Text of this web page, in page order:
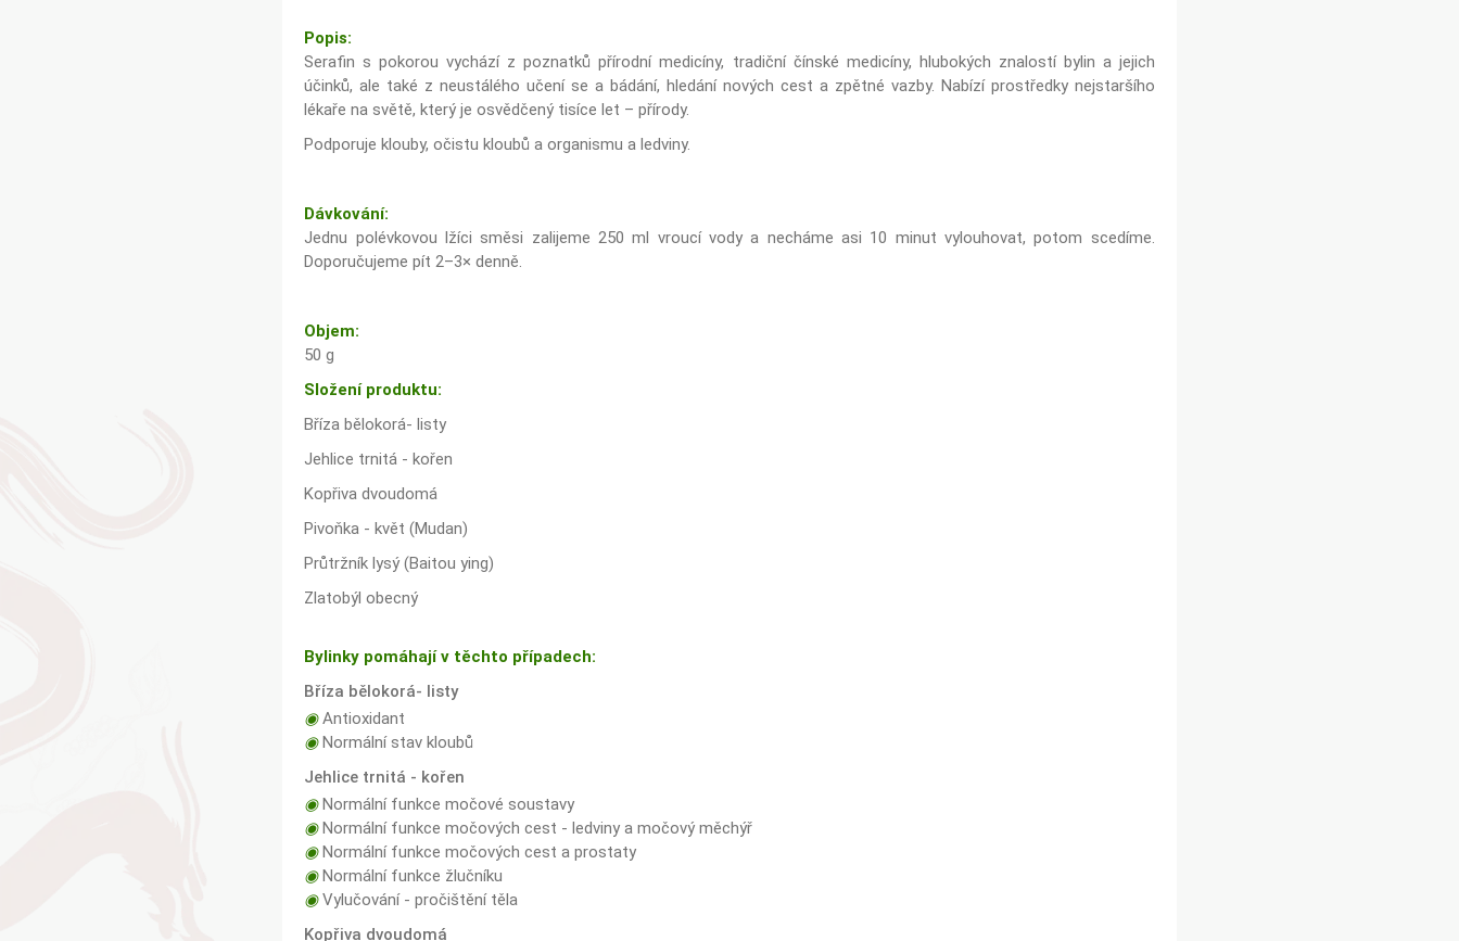
Popis:
Serafin s pokorou vychází z poznatků přírodní medicíny, tradiční čínské medicíny, hlubokých znalostí bylin a jejich
účinků, ale také z neustálého učení se a bádání, hledání nových cest a zpětné vazby. Nabízí prostředky nejstaršího
lékaře na světě, který je osvědčený tisíce let – přírody.
Podporuje klouby, očistu kloubů a organismu a ledviny.
Dávkování:
Jednu polévkovou lžíci směsi zalijeme 250 ml vroucí vody a necháme asi 10 minut vylouhovat, potom scedíme.
Doporučujeme pít 2–3× denně.
Objem:
50 g
Složení produktu:
Bříza bělokorá- listy
Jehlice trnitá - kořen
Kopřiva dvoudomá
Pivoňka - květ (Mudan)
Průtržník lysý (Baitou ying)
Zlatobýl obecný
Bylinky pomáhají v těchto případech:
Bříza bělokorá- listy
◉Antioxidant
◉Normální stav kloubů
Jehlice trnitá - kořen
◉Normální funkce močové soustavy
◉Normální funkce močových cest - ledviny a močový měchýř
◉Normální funkce močových cest a prostaty
◉Normální funkce žlučníku
◉Vylučování - pročištění těla
Kopřiva dvoudomá